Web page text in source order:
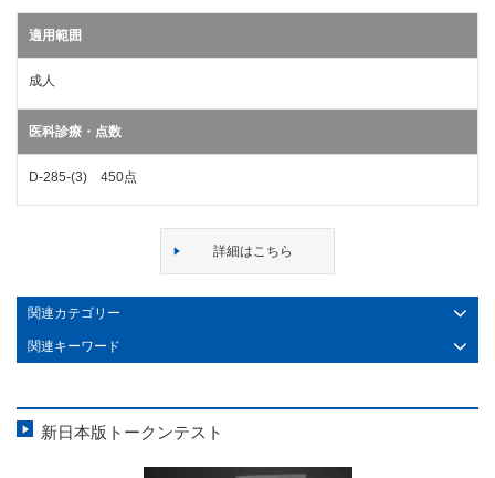
適用範囲
成人
医科診療・点数
D-285-(3) 450点
詳細はこちら
関連カテゴリー
関連キーワード
新日本版トークンテスト